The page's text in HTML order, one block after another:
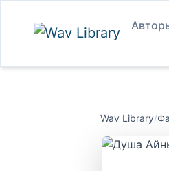
Wav Library/